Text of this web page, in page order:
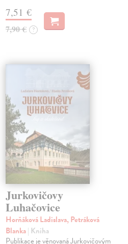
7,51 €
7,90 € ?
Jurkovičovy
Luhačovice
Horňáková Ladislava, Petráková
Blanka| Kniha
Publikace je věnovaná Jurkovičovým